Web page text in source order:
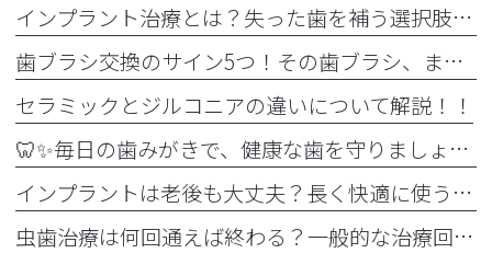
インプラント治療とは？失った歯を補う選択肢を正しく知りましょう！！
歯ブラシ交換のサイン5つ！その歯ブラシ、まだ使っていませんか？🪥
セラミックとジルコニアの違いについて解説！！
🦷✨毎日の歯みがきで、健康な歯を守りましょう✨🪥
インプラントは老後も大丈夫？長く快適に使うためのポイントと知っておきたい注意点を詳しく解説
虫歯治療は何回通えば終わる？一般的な治療回数の目安と治療期間をわかりやすく解説